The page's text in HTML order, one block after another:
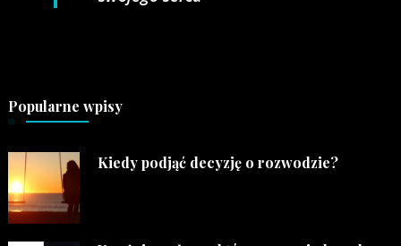
Popularne wpisy
Kiedy podjąć decyzję o rozwodzie?